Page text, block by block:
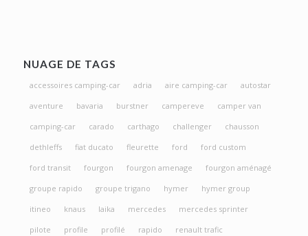
NUAGE DE TAGS
accessoires camping-car adria aire camping-car
autostar
aventure
bavaria burstner campereve
camper van
camping-car
carado carthago challenger
chausson
dethleffs
fiat ducato fleurette ford
ford custom
ford transit
fourgon fourgon amenage
fourgon aménagé
groupe rapido
groupe trigano hymer
hymer group
itineo
knaus laika mercedes
mercedes sprinter
pilote
profile profilé rapido
renault trafic